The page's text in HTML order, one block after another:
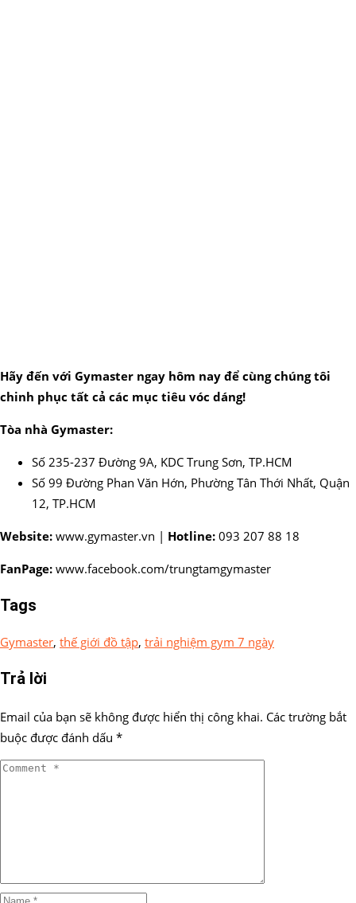
Hãy đến với Gymaster ngay hôm nay để cùng chúng tôi
chinh phục tất cả các mục tiêu vóc dáng!
Tòa nhà Gymaster:
Số 235-237 Đường 9A, KDC Trung Sơn, TP.HCM
Số 99 Đường Phan Văn Hớn, Phường Tân Thới Nhất, Quận
12, TP.HCM
Website: www.gymaster.vn | Hotline: 093 207 88 18
FanPage: www.facebook.com/trungtamgymaster
Tags
Gymaster, thế giới đồ tập, trải nghiệm gym 7 ngày
Trả lời
Email của bạn sẽ không được hiển thị công khai. Các trường bắt
buộc được đánh dấu *